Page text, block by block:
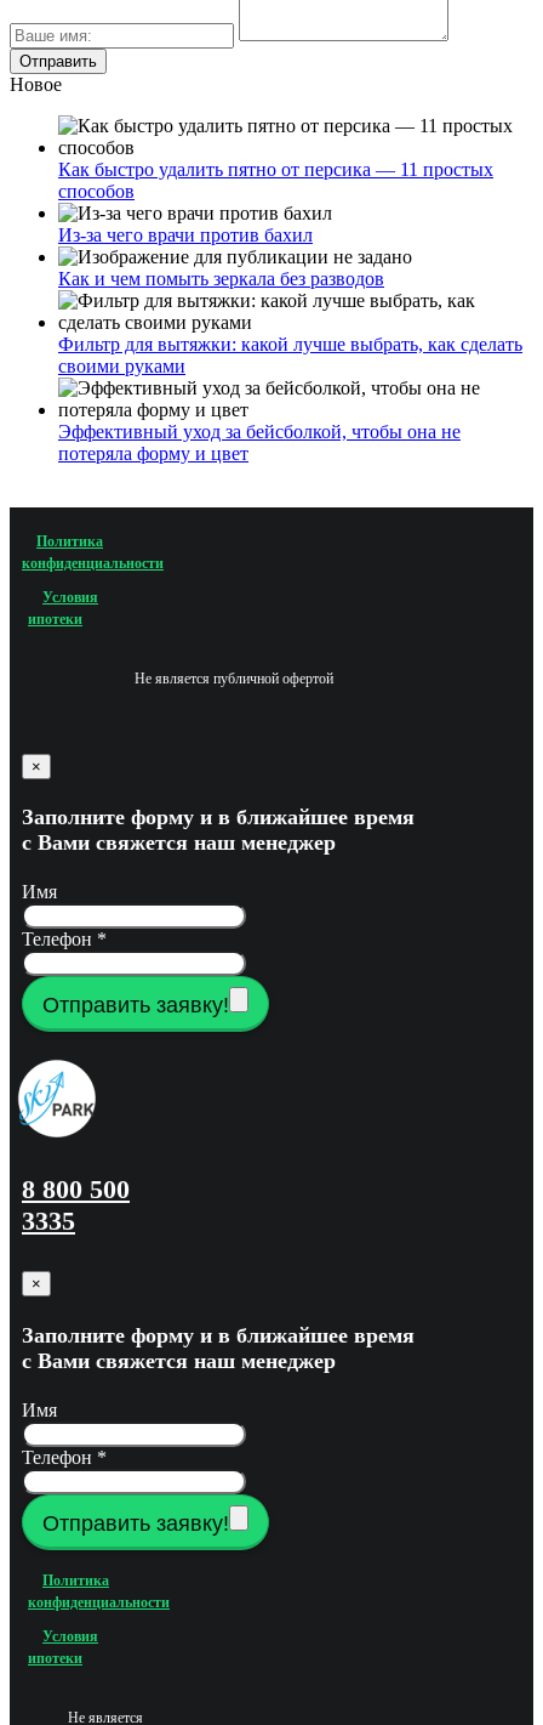
Новое
Как быстро удалить пятно от персика — 11 простых
способов
Из-за чего врачи против бахил
Как и чем помыть зеркала без разводов
Фильтр для вытяжки: какой лучше выбрать, как сделать
своими руками
Эффективный уход за бейсболкой, чтобы она не
потеряла форму и цвет
Политика
конфиденциальности
Условия
ипотеки
Не является публичной офертой
×
Заполните форму и в ближайшее время
с Вами свяжется наш менеджер
Имя
Телефон *
Отправить заявку!
8 800 500
3335
×
Заполните форму и в ближайшее время
с Вами свяжется наш менеджер
Имя
Телефон *
Отправить заявку!
Политика
конфиденциальности
Условия
ипотеки
Не является